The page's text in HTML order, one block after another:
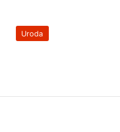
Uroda